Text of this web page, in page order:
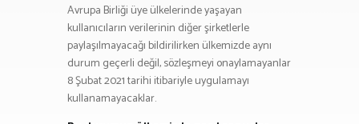
Avrupa Birliği üye ülkelerinde yaşayan
kullanıcıların verilerinin diğer şirketlerle
paylaşılmayacağı bildirilirken ülkemizde aynı
durum geçerli değil, sözleşmeyi onaylamayanlar
8 Şubat 2021 tarihi itibariyle uygulamayı
kullanamayacaklar.